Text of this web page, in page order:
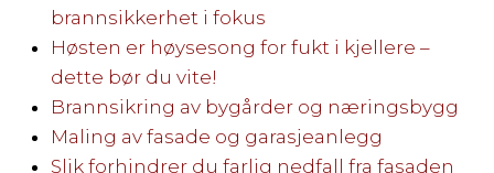
brannsikkerhet i fokus
Høsten er høysesong for fukt i kjellere –
dette bør du vite!
Brannsikring av bygårder og næringsbygg
Maling av fasade og garasjeanlegg
Slik forhindrer du farlig nedfall fra fasaden